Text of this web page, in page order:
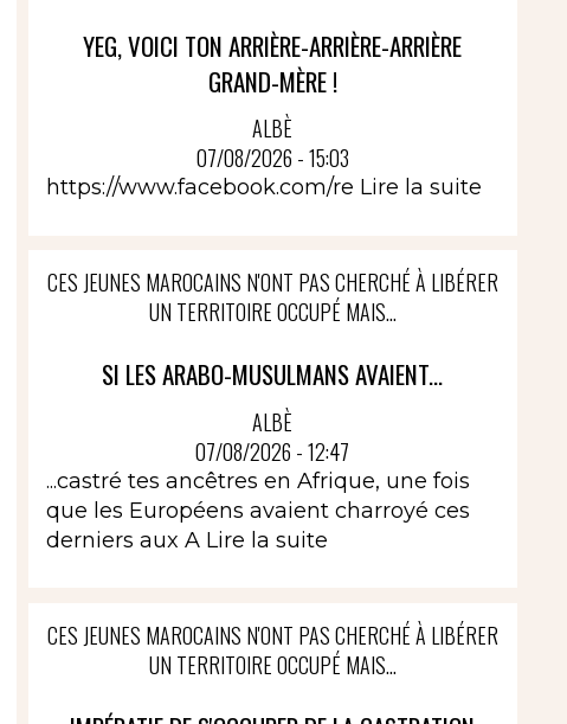
YEG, VOICI TON ARRIÈRE-ARRIÈRE-ARRIÈRE
GRAND-MÈRE !
ALBÈ
07/08/2026 - 15:03
https://www.facebook.com/re Lire la suite
CES JEUNES MAROCAINS N'ONT PAS CHERCHÉ À LIBÉRER
UN TERRITOIRE OCCUPÉ MAIS...
SI LES ARABO-MUSULMANS AVAIENT...
ALBÈ
07/08/2026 - 12:47
...castré tes ancêtres en Afrique, une fois
que les Européens avaient charroyé ces
derniers aux A Lire la suite
CES JEUNES MAROCAINS N'ONT PAS CHERCHÉ À LIBÉRER
UN TERRITOIRE OCCUPÉ MAIS...